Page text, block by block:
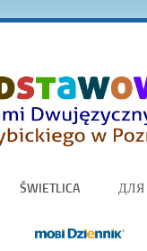
ŚWIETLICA ДЛЯ